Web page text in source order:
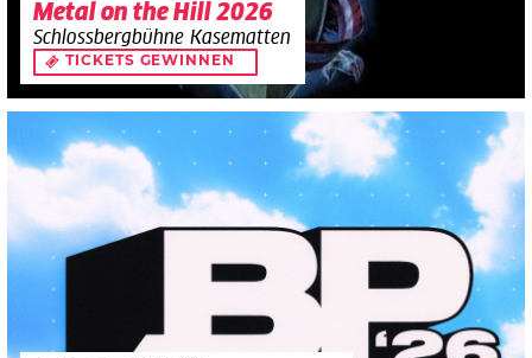
Metal on the Hill 2026
Schlossbergbühne Kasematten
TICKETS GEWINNEN